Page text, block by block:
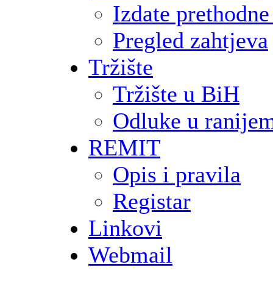
Izdate
Pregled zahtjeva
Tržište
Tržište u BiH
Odluke u
REMIT
Opis i pravila
Registar
Linkovi
Webmail